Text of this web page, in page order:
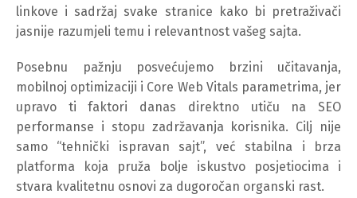
linkove i sadržaj svake stranice kako bi pretraživači
jasnije razumjeli temu i relevantnost vašeg sajta.
Posebnu pažnju posvećujemo brzini učitavanja,
mobilnoj optimizaciji i Core Web Vitals parametrima, jer
upravo ti faktori danas direktno utiču na SEO
performanse i stopu zadržavanja korisnika. Cilj nije
samo “tehnički ispravan sajt”, već stabilna i brza
platforma koja pruža bolje iskustvo posjetiocima i
stvara kvalitetnu osnovi za dugoročan organski rast.